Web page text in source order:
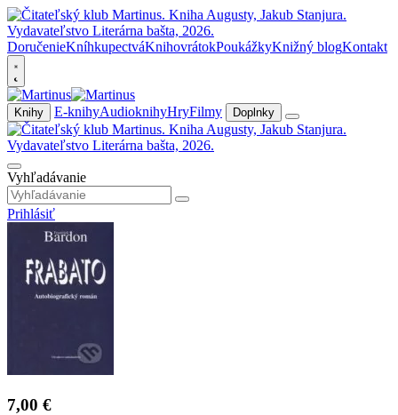
DoručenieKníhkupectváKnihovrátokPoukážkyKnižný blogKontakt
Knihy E-knihyAudioknihyHryFilmy Doplnky
Vyhľadávanie
Prihlásiť
7,00 €